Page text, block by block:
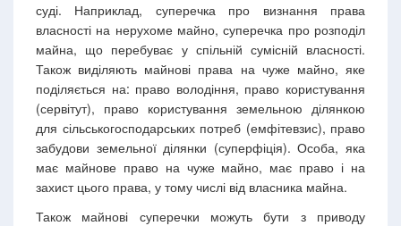
суді. Наприклад, суперечка про визнання права
власності на нерухоме майно, суперечка про розподіл
майна, що перебуває у спільній сумісній власності.
Також виділяють майнові права на чуже майно, яке
поділяється на: право володіння, право користування
(сервітут), право користування земельною ділянкою
для сільськогосподарських потреб (емфітевзис), право
забудови земельної ділянки (суперфіція). Особа, яка
має майнове право на чуже майно, має право і на
захист цього права, у тому числі від власника майна.
Також майнові суперечки можуть бути з приводу